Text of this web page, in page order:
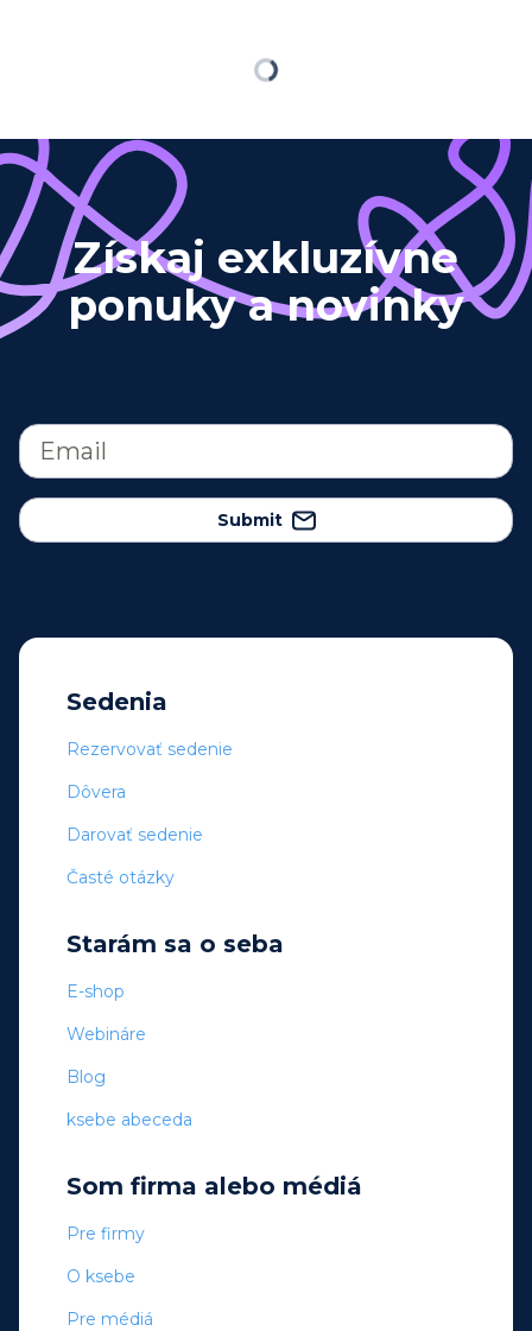
Loading
Získaj exkluzívne
ponuky a novinky
Submit
Sedenia
Rezervovať sedenie
Dôvera
Darovať sedenie
Časté otázky
Starám sa o seba
E-shop
Webináre
Blog
ksebe abeceda
Som firma alebo médiá
Pre firmy
O ksebe
Pre médiá